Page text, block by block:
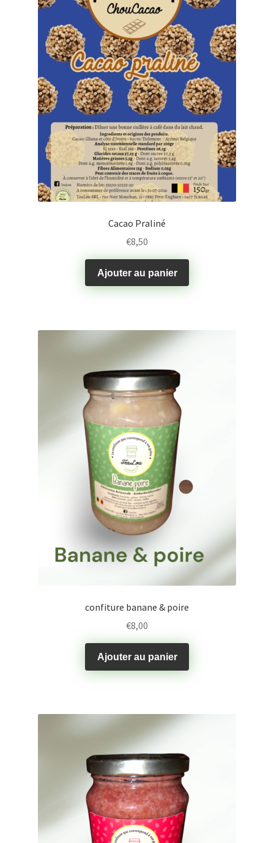
Fruits déshydratés
coffrets découvertes
Cacao Praliné
€8,50
Ajouter au panier
confiture banane & poire
€8,00
Ajouter au panier